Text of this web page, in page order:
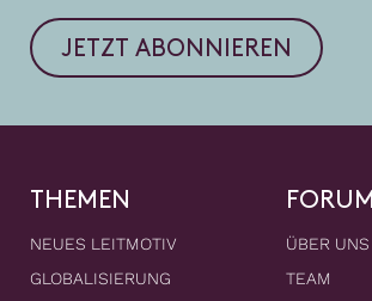
JETZT ABONNIEREN
THEMEN
NEUES LEITMOTIV
GLOBALISIERUNG
FORUM
ÜBER UNS
TEAM